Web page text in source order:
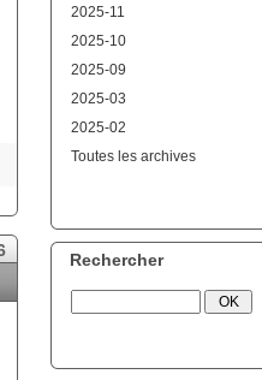
2025-11
2025-10
2025-09
2025-03
2025-02
Toutes les archives
Rechercher